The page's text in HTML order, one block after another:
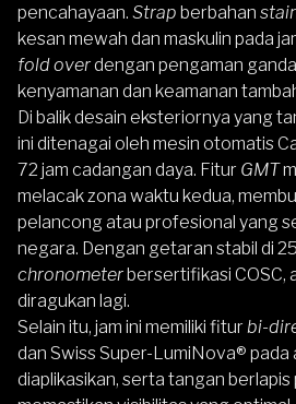
pencahayaan. Strap berbahan
kesan mewah dan maskulin pada
fold overdengan pengaman
kenyamanan dan keamanan
Di balik desain eksteriornya yang
ini ditenagai oleh mesin otomatis
72 jam cadangan daya. Fitur GMT
melacak zona waktu kedua,
pelancong atau profesional yang
negara. Dengan getaran stabil di
chronometerbersertifikasi COSC,
diragukan lagi.
Selain itu, jam ini memiliki fitur bi-
dan Swiss Super-LumiNova® pada
diaplikasikan, serta tangan berlapis